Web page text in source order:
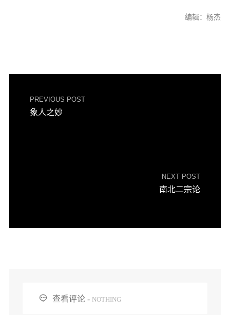
编辑：杨杰
PREVIOUS POST
象人之妙
NEXT POST
南北二宗论
 查看评论 - NOTHING